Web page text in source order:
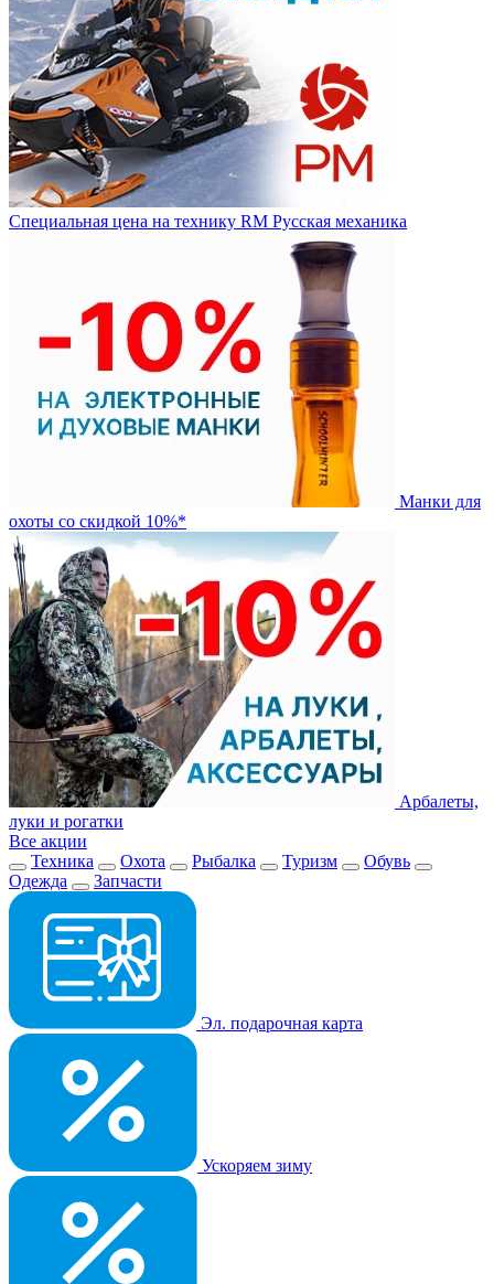
Специальная цена на технику RM Русская механика
Манки для
охоты со скидкой 10%*
Арбалеты,
луки и рогатки
Все акции
Техника
Охота Рыбалка Туризм
Обувь
Одежда
Запчасти
Эл. подарочная карта
Ускоряем зиму